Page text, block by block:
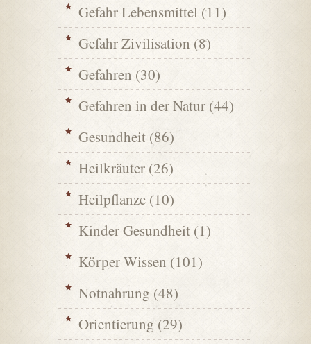
Gefahr Lebensmittel (11)
Gefahr Zivilisation (8)
Gefahren (30)
Gefahren in der Natur (44)
Gesundheit (86)
Heilkräuter (26)
Heilpflanze (10)
Kinder Gesundheit (1)
Körper Wissen (101)
Notnahrung (48)
Orientierung (29)